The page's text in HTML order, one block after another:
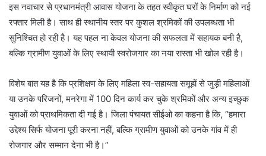
इस नवाचार से प्रधानमंत्री आवास योजना के तहत स्वीकृत घरों के निर्माण को नई
रफ्तार मिली है। साथ ही स्थानीय स्तर पर कुशल श्रमिकों की उपलब्धता भी
सुनिश्चित हो रही है। यह पहल ना केवल योजना की सफलता में सहायक बनी है,
बल्कि ग्रामीण युवाओं के लिए स्थायी स्वरोजगार का नया रास्ता भी खोल रही है।
विशेष बात यह है कि प्रशिक्षण के लिए महिला स्व-सहायता समूहों से जुड़ी महिलाओं
या उनके परिजनों, मनरेगा में 100 दिन कार्य कर चुके श्रमिकों और अन्य इच्छुक
युवाओं को प्राथमिकता दी गई है। जिला पंचायत सीईओ का कहना है कि, “हमारा
उद्देश्य सिर्फ योजना पूरी करना नहीं, बल्कि ग्रामीण युवाओं को उनके गांव में ही
रोजगार और सम्मान देना भी है।”